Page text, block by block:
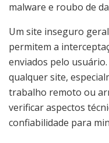
malware e roubo de
Um site inseguro
permitem a
enviados pelo
qualquer site,
trabalho remoto ou
verificar aspectos
confiabilidade para